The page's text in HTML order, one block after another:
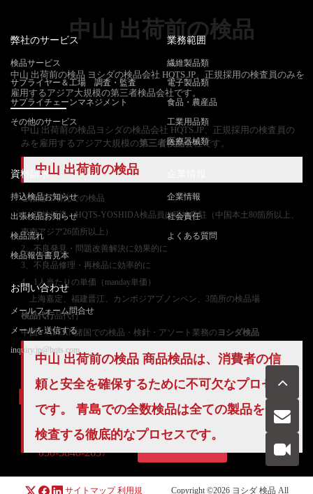
中山 出荷前の検品
中山 出荷前の検品 ヨシダの検品会社 HQTS.JP、正規採用の検査員のみを
雇用するアジア大規模の第三者検品会社です。
中山 出荷前の検品ヨシダの検品会社 HQTS.JP、正規採用の検査員の
みを雇用するアジア大規模の第三者検品会社です。
中山 出荷前の検品
ご指定工場先での検品
1、現地派遣：HQTS-YOSHIDA検品員は現地常駐（中国本土80箇所以上、
東南アジア26箇所以上）
2、不良発見・問題改善解決に効果的に
3、不良品修理・再検品に効率的に
4、1人当たりの単価（manday単価）
上海嘉定、福建晋江、カンボジアプノンペン、3箇所の検品場
検品代行品代行
中国・ASEAN諸国での検品・検針・アソート業務のヨシダ検品
中山 出荷前の検品 商品検品は、消費者の信
頼と安全を確保するために不可欠なプロセス
です。 青島での全数検品は全ての製品を一々
検査する徹底的なプロセスです。
弊社のサービス
検品サービス
サプライヤー＆工場 調査・監査
サプライチェーンマネジメント
その他のサービス
業務範囲
繊維製品類
電子製品類
食品・農産品
工業用品類
医療器械類
資料請求
持込検品お知らせ
出張検品お知らせ
検品流れ
検品報告書見本
企業情報
社会責任
よくある質問
お問い合わせ
メールフォーム問合せ
メールを送信する
inquiry.jp@hqts.com
お電話でのお問い合わせ
050-5840-2657
サイトマップ 利用規 Copyright ©2026 ヨシダ 検品 All